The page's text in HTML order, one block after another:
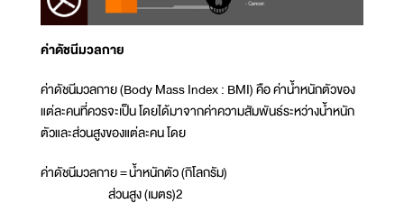
ค่าดัชนีมวลกาย
ค่าดัชนีมวลกาย (Body Mass Index : BMI) คือ ค่าน้ำหนักตัวของ
แต่ละคนที่ควรจะเป็น โดยได้มาจากค่าความสัมพันธ์ระหว่างน้ำหนัก
ตัวและส่วนสูงของแต่ละคน โดย
ค่าดัชนีมวลกาย = น้ำหนักตัว (กิโลกรัม)
ส่วนสูง (เมตร)2